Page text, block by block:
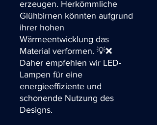
erzeugen. Herkömmliche
Glühbirnen könnten aufgrund
ihrer hohen
Wärmeentwicklung das
Material verformen. 💡❌
Daher empfehlen wir LED-
Lampen für eine
energieeffiziente und
schonende Nutzung des
Designs.